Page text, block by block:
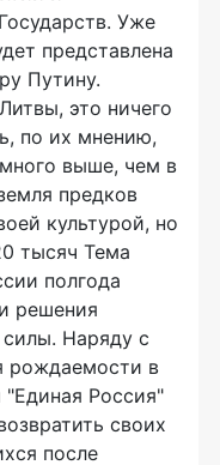
Уже
представлена
Путину.
это ничего
по их мнению,
выше, чем в
предков
культурой, но
тысяч Тема
полгода
решения
Наряду с
рождаемости в
"Единая Россия"
своих
после